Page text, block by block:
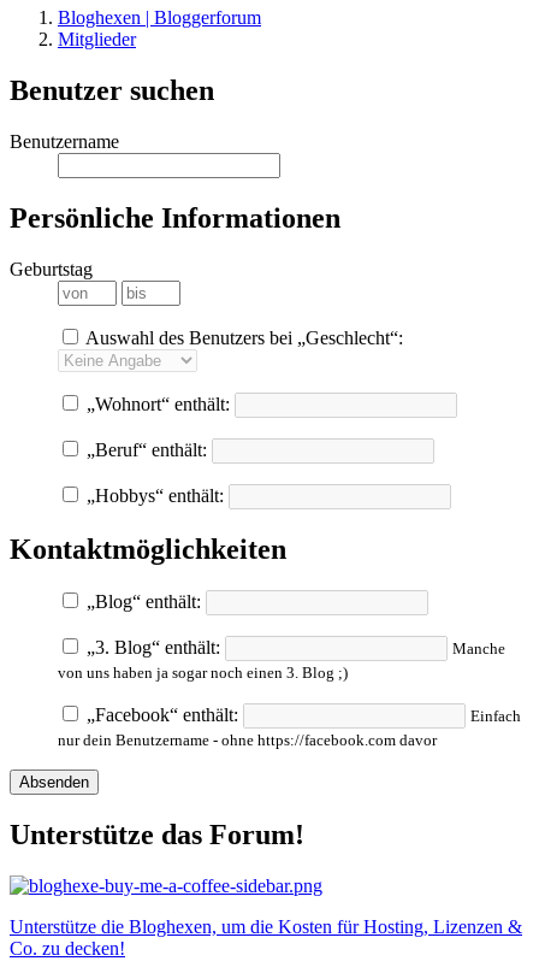
Bloghexen | Bloggerforum
Mitglieder
Benutzer suchen
Benutzername
Persönliche Informationen
Geburtstag
Auswahl des Benutzers bei „Geschlecht“:
„Wohnort“ enthält:
„Beruf“ enthält:
„Hobbys“ enthält:
Kontaktmöglichkeiten
„Blog“ enthält:
„3. Blog“ enthält:
Manche
von uns haben ja sogar noch einen 3. Blog ;)
„Facebook“ enthält:
Einfach
nur dein Benutzername - ohne https://facebook.com davor
Unterstütze das Forum!
Unterstütze die Bloghexen, um die Kosten für Hosting, Lizenzen &
Co. zu decken!